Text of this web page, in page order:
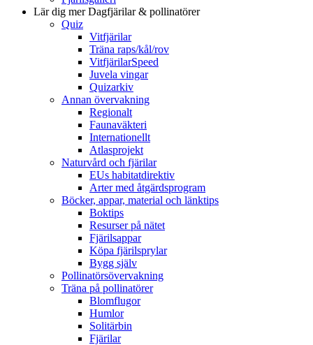
Lär dig merDagfjärilar & pollinatörer
Quiz
Vitfjärilar
Träna raps/kål/rov
VitfjärilarSpeed
Juvela vingar
Quizarkiv
Annan övervakning
Regionalt
Faunaväkteri
Internationellt
Atlasprojekt
Naturvård och fjärilar
EUs habitatdirektiv
Arter med åtgärdsprogram
Böcker, appar, material och länktips
Boktips
Resurser på nätet
Fjärilsappar
Köpa fjärilsprylar
Bygg själv
Pollinatörsövervakning
Träna på pollinatörer
Blomflugor
Humlor
Solitärbin
Fjärilar